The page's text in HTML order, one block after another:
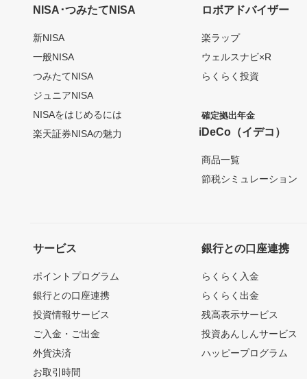
NISA･つみたてNISA
新NISA
一般NISA
つみたてNISA
ジュニアNISA
NISAをはじめるには
楽天証券NISAの魅力
ロボアドバイザー
楽ラップ
ウェルスナビ×R
らくらく投資
確定拠出年金
iDeCo（イデコ）
商品一覧
節税シミュレーション
サービス
ポイントプログラム
銀行との口座連携
投資情報サービス
ご入金・ご出金
外貨決済
お取引時間
銀行との口座連携
らくらく入金
らくらく出金
残高表示サービス
投資あんしんサービス
ハッピープログラム